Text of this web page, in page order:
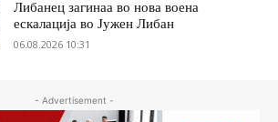
Либанец загинаа во нова воена
ескалација во Јужен Либан
06.08.2026 10:31
- Advertisement -